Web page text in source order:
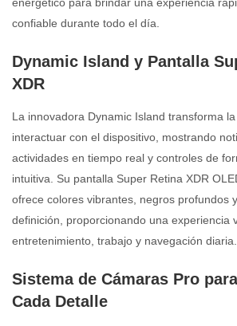
confiable durante todo el día.
Dynamic Island y Pantalla
XDR
La innovadora Dynamic Island transforma
interactuar con el dispositivo, mostrando
actividades en tiempo real y controles de
intuitiva. Su pantalla Super Retina XDR
ofrece colores vibrantes, negros profundos
definición, proporcionando una experiencia
entretenimiento, trabajo y navegación diaria.
Sistema de Cámaras Pro
Cada Detalle